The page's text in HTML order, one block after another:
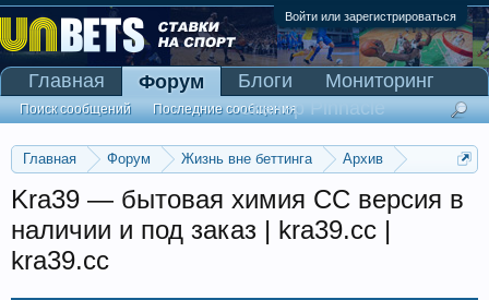
Войти или зарегистрироваться
Главная Форум Жизнь вне беттинга
Архив
Kra39 — бытовая химия CC версия в
наличии и под заказ | kra39.cc |
kra39.cc
Главная Форум
Поиск сообщений Последние сообщения
Блоги
Мониторинг
Сканер Pinnacle